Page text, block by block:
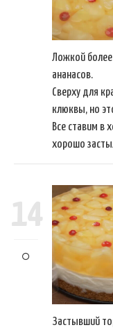
Ложкой
ананасов.
Сверху для
клюквы, но
Все ставим в
хорошо
14
Застывший